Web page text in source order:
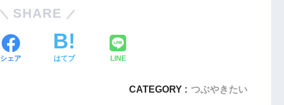
SHARE
シェア はてブ LINE
CATEGORY : つぶやきたい